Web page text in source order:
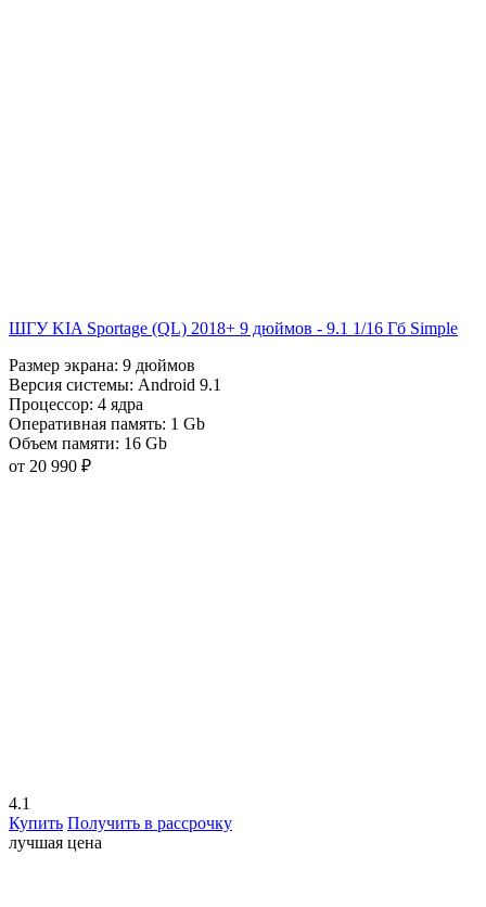
ШГУ KIA Sportage (QL) 2018+ 9 дюймов - 9.1 1/16 Гб Simple
Размер экрана: 9 дюймов
Версия системы: Android 9.1
Процессор: 4 ядра
Оперативная память: 1 Gb
Объем памяти: 16 Gb
от 20 990 ₽
4.1
Купить Получить в рассрочку
лучшая цена